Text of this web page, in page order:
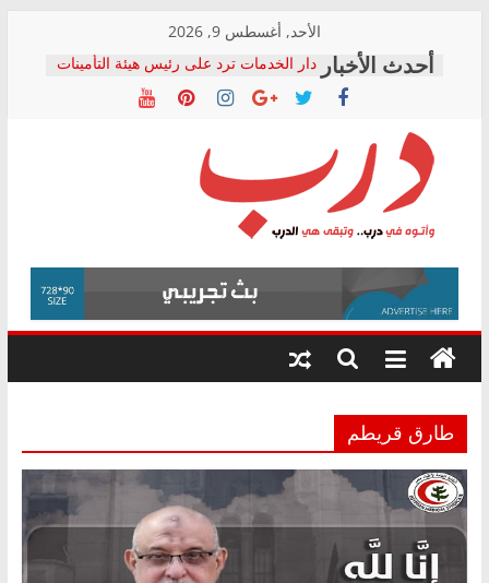
content
الأحد, أغسطس 9, 2026
دار الخدمات ترد على رئيس هيئة التأمينات
بعد مؤتمره الصحفي: إنكار الأزمة لا ينهي
معاناة أصحاب المعاشات.. ونطالب بكشف
فرحات سليمان يكتب: القطاع الصحي إلى
أين؟
حزب التحالف الشعبي يطلق لجنة “الحق
في الصحة” بالإسكندرية لرصد الانتهاكات
ودعم المرضى
الوزاري لمدينة الصحفيين.. وانتهاء أعمال
إنشاء المبنى الإداري
المجلس القومي لحقوق الإنسان يعلن
متابعة قضية الدكتور محمد زهران.. ويؤكد:
قرينة البراءة وضمانات المحاكمة العادلة
درب
وأتوه
درب..
وتبقى
هي
طارق قريطم